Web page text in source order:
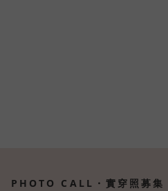
PHOTO CALL・實穿照募集